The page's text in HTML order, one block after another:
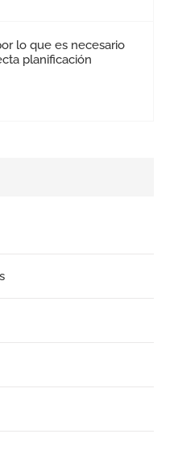
lo que es necesario
planificación